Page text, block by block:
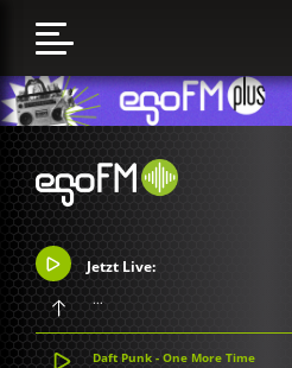
Jetzt Live:
...
Daft Punk - One More Time